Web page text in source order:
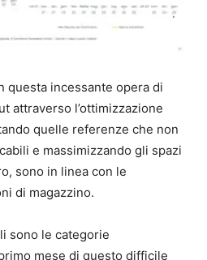
questa incessante opera di
attraverso l’ottimizzazione
quelle referenze che non
e massimizzando gli spazi
sono in linea con le
di magazzino.
sono le categorie
mese di questo difficile